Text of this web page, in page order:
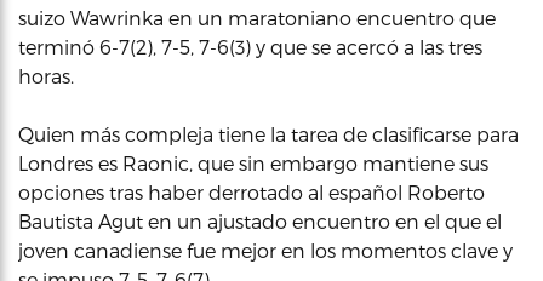
suizo Wawrinka en un maratoniano encuentro que
terminó 6-7(2), 7-5, 7-6(3) y que se acercó a las tres
horas.
Quien más compleja tiene la tarea de clasificarse para
Londres es Raonic, que sin embargo mantiene sus
opciones tras haber derrotado al español Roberto
Bautista Agut en un ajustado encuentro en el que el
joven canadiense fue mejor en los momentos clave y